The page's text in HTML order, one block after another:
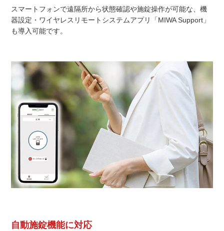
スマートフォンで遠隔所から状態確認や施錠操作が可能な、機
器設定・ワイヤレスリモートシステムアプリ「MIWA Support」
も導入可能です。
自動施錠機能に対応